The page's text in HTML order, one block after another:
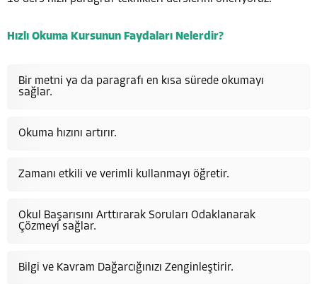
Hızlı Okuma Kursunun Faydaları Nelerdir?
Bir metni ya da paragrafı en kısa sürede okumayı
sağlar.
Okuma hızını artırır.
Zamanı etkili ve verimli kullanmayı öğretir.
Okul Başarısını Arttırarak Soruları Odaklanarak
Çözmeyi sağlar.
Bilgi ve Kavram Dağarcığınızı Zenginleştirir.